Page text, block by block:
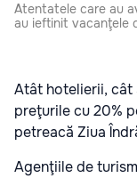
Atentatele care au
au ieftinit vacanţele
Atât hotelierii, cât
preţurile cu 20%
petreacă Ziua
Agenţiile de